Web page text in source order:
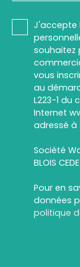
J'accepte
souhaitez
vous
au
L223-1 du
Internet
adressé à :
Société
BLOIS
Pour en
données
politique